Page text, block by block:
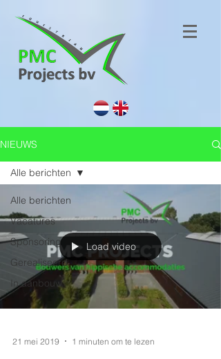
NIEUWS
Alle berichten
Vacatures
Sponsoring
Gerealiseerd
In aanbouw
Alle berichten
Load video
21 mei 2019 1 minuten om te lezen